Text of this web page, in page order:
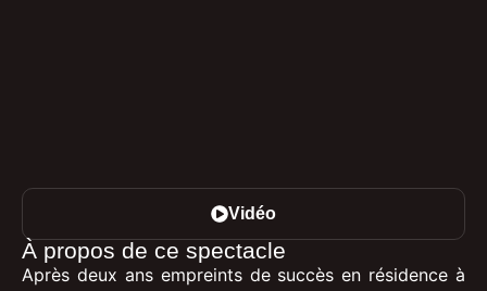
Vidéo
À propos de ce spectacle
Après deux ans empreints de succès en résidence à